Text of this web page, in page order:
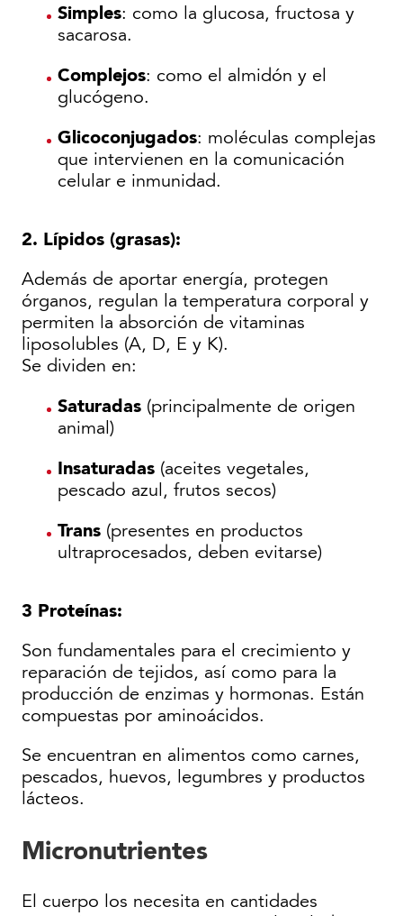
Simples: como la glucosa, fructosa y
sacarosa.
Complejos: como el almidón y el
glucógeno.
Glicoconjugados: moléculas complejas
que intervienen en la comunicación
celular e inmunidad.
2. Lípidos (grasas):
Además de aportar energía, protegen
órganos, regulan la temperatura corporal y
permiten la absorción de vitaminas
liposolubles (A, D, E y K).
Se dividen en:
Saturadas (principalmente de origen
animal)
Insaturadas (aceites vegetales,
pescado azul, frutos secos)
Trans (presentes en productos
ultraprocesados, deben evitarse)
3 Proteínas:
Son fundamentales para el crecimiento y
reparación de tejidos, así como para la
producción de enzimas y hormonas. Están
compuestas por aminoácidos.
Se encuentran en alimentos como carnes,
pescados, huevos, legumbres y productos
lácteos.
Micronutrientes
El cuerpo los necesita en cantidades